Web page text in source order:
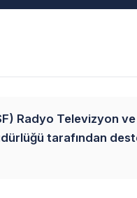
Radyo Televizyon
tarafından